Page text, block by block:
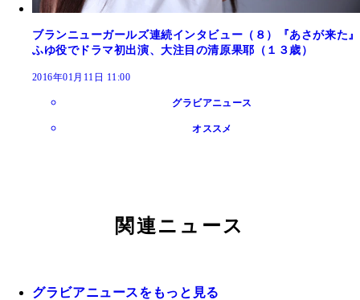
ブランニューガールズ連続インタビュー（８）『あさが来た』
ふゆ役でドラマ初出演、大注目の清原果耶（１３歳）
2016年01月11日 11:00
グラビアニュース
オススメ
関連ニュース
グラビアニュースをもっと見る